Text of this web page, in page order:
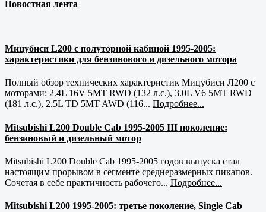
Новостная лента
Мицубиси L200 с полуторной кабиной 1995-2005:
характеристики для бензинового и дизельного мотора
Полный обзор технических характеристик Мицубиси Л200 с
моторами: 2.4L 16V 5MT RWD (132 л.с.), 3.0L V6 5MT RWD
(181 л.с.), 2.5L TD 5MT AWD (116... Подробнее...
Mitsubishi L200 Double Cab 1995-2005 III поколение:
бензиновый и дизельный мотор
Mitsubishi L200 Double Cab 1995-2005 годов выпуска стал
настоящим прорывом в сегменте среднеразмерных пикапов.
Сочетая в себе практичность рабочего... Подробнее...
Mitsubishi L200 1995-2005: третье поколение, Single Cab